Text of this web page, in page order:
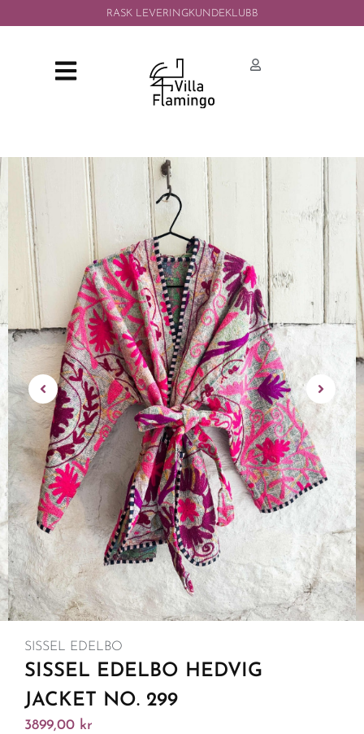
RASK LEVERINGKUNDEKLUBB
SISSEL EDELBO
SISSEL EDELBO HEDVIG
JACKET NO. 299
3899,00 kr